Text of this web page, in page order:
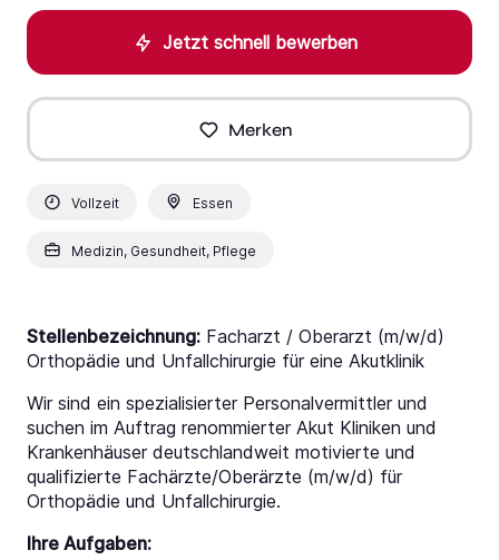
Jetzt schnell bewerben
Merken
Vollzeit Essen
Medizin, Gesundheit, Pflege
Stellenbezeichnung: Facharzt / Oberarzt (m/w/d)
Orthopädie und Unfallchirurgie für eine Akutklinik
Wir sind ein spezialisierter Personalvermittler und
suchen im Auftrag renommierter Akut Kliniken und
Krankenhäuser deutschlandweit motivierte und
qualifizierte Fachärzte/Oberärzte (m/w/d) für
Orthopädie und Unfallchirurgie.
Ihre Aufgaben: